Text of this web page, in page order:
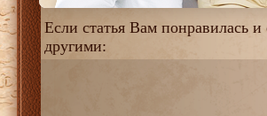
Если статья Вам понравилась и
другими: